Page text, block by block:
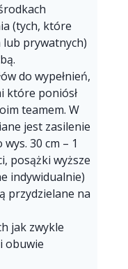
(tych, które
prywatnych)
do wypełnień,
które poniósł
teamem. W
jest zasilenie
30 cm – 1
posążki wyższe
indywidualnie)
przydzielane na
jak zwykle
obuwie